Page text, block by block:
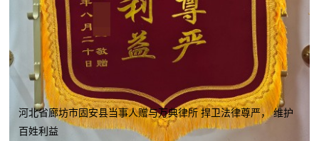
河北省廊坊市固安县当事人赠与万典律所 捍卫法律尊严， 维护
百姓利益